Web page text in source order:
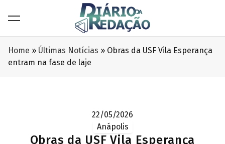
Home » Últimas Notícias » Obras da USF Vila Esperança
entram na fase de laje
22/05/2026
Anápolis
Obras da USF Vila Esperança